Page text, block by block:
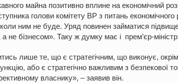
майна позитивно вплине на економічний
голови комітету ВР з питань
ним не буде. Уряд повинен займатися
не бізнесом». Таку ж думку має і прем’єр-
лише те, що є стратегічним, що виконує,
або є стратегічно важливим з безпекової
власнику», – заявив він.